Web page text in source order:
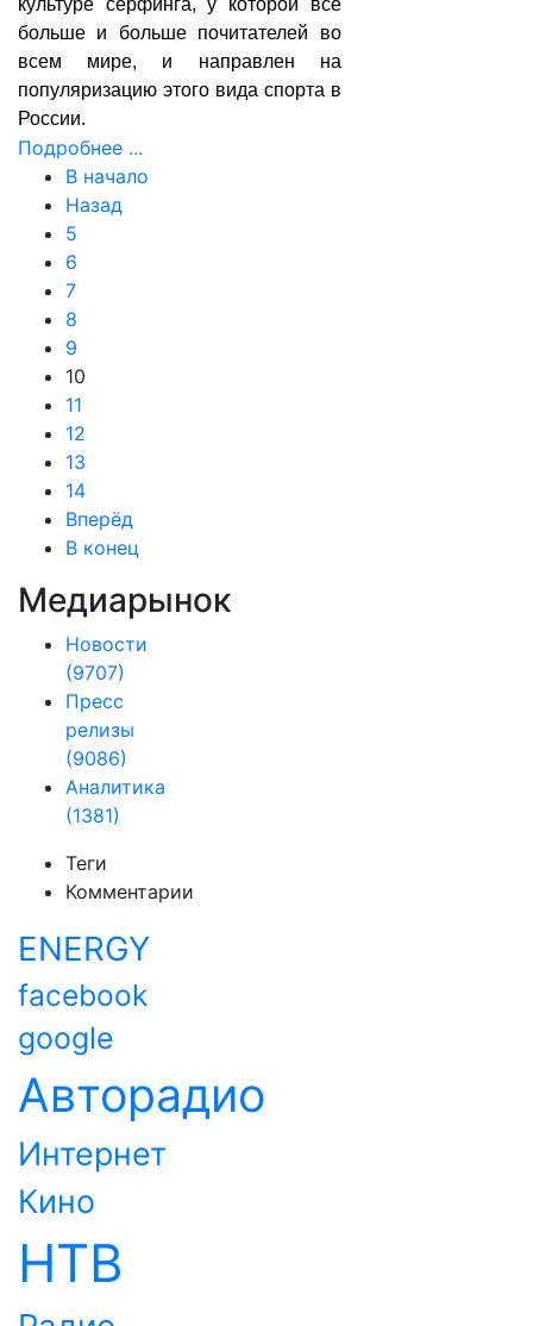
культуре серфинга, у которой все
больше и больше почитателей во
всем мире, и направлен на
популяризацию этого вида спорта в
России.
Подробнее ...
В начало
Назад
5
6
7
8
9
10
11
12
13
14
Вперёд
В конец
Медиарынок
Новости
(9707)
Пресс
релизы
(9086)
Аналитика
(1381)
Теги
Комментарии
ENERGY
facebook
google
Авторадио
Интернет
Кино
НТВ